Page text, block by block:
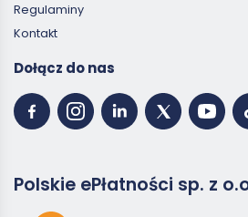
Regulaminy
Kontakt
Dołącz do nas
Polskie ePłatności sp. z